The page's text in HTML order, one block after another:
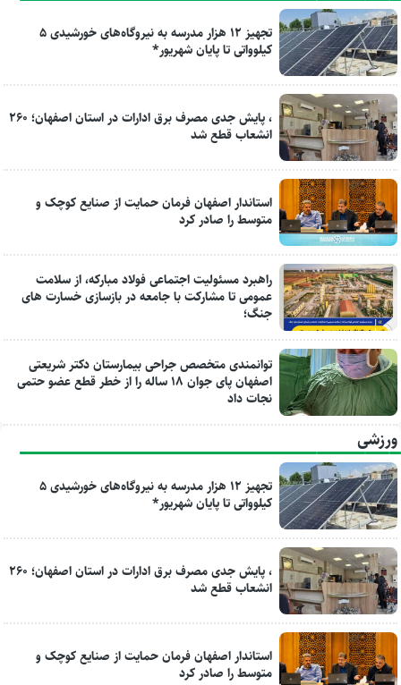
تجهیز ۱۲ هزار مدرسه به نیروگاه‌های خورشیدی ۵
کیلوواتی تا پایان شهریور*
، پایش جدی مصرف برق ادارات در استان اصفهان؛ ۲۶۰
انشعاب قطع شد
استاندار اصفهان فرمان حمایت از صنایع کوچک و
متوسط را صادر کرد
راهبرد مسئولیت اجتماعی فولاد مبارکه، از سلامت
عمومی تا مشارکت با جامعه در بازسازی خسارت های
جنگ؛
توانمندی متخصص جراحی بیمارستان دکتر شریعتی
اصفهان پای جوان ۱۸ ساله را از خطر قطع عضو حتمی
نجات داد
ورزشی
تجهیز ۱۲ هزار مدرسه به نیروگاه‌های خورشیدی ۵
کیلوواتی تا پایان شهریور*
، پایش جدی مصرف برق ادارات در استان اصفهان؛ ۲۶۰
انشعاب قطع شد
استاندار اصفهان فرمان حمایت از صنایع کوچک و
متوسط را صادر کرد